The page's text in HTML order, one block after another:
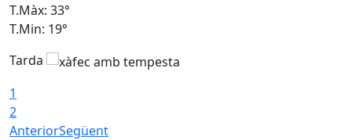
T.Màx: 33°
T.Min: 19°
Tarda
1
2
AnteriorSegüent